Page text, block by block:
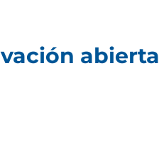
abierta